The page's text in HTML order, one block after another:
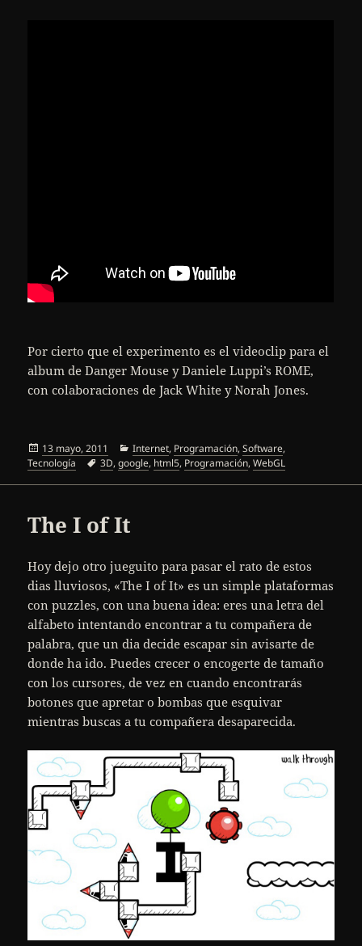
Por cierto que el experimento es el videoclip para el
album de Danger Mouse y Daniele Luppi’s ROME,
con colaboraciones de Jack White y Norah Jones.
Publicado
el
13 mayo, 2011 Categorías
Internet, Programación,Software,
Tecnología
Etiquetas
3D,google, html5, Programación,WebGL
The I of It
Hoy dejo otro jueguito para pasar el rato de estos
dias lluviosos, «The I of It» es un simple plataformas
con puzzles, con una buena idea: eres una letra del
alfabeto intentando encontrar a tu compañera de
palabra, que un dia decide escapar sin avisarte de
donde ha ido. Puedes crecer o encogerte de tamaño
con los cursores, de vez en cuando encontrarás
botones que apretar o bombas que esquivar
mientras buscas a tu compañera desaparecida.